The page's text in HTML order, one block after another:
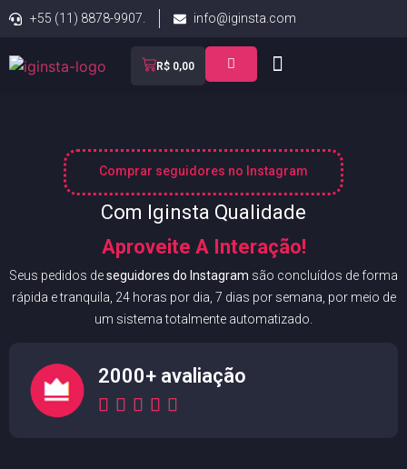
+55 (11) 8878-9907. info@iginsta.com
R$ 0,00
Comprar seguidores no Instagram
Com Iginsta Qualidade
Aproveite A Interação!
Seus pedidos deseguidores do Instagram são concluídos de forma
rápida e tranquila, 24 horas por dia, 7 dias por semana, por meio de
um sistema totalmente automatizado.
2000+ avaliação
    